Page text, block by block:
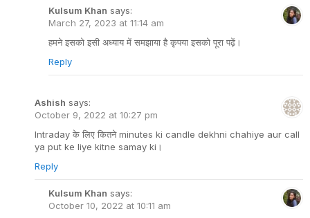
Kulsum Khan says:
March 27, 2023 at 11:14 am
हमने इसको इसी अध्याय में समझाया है कृपया इसको पूरा पढ़ें।
Reply
Ashish says:
October 9, 2022 at 10:27 pm
Intraday के लिए कितने minutes ki candle dekhni chahiye aur call
ya put ke liye kitne samay ki।
Reply
Kulsum Khan says:
October 10, 2022 at 10:11 am